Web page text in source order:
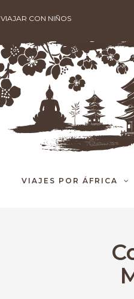
VIAJAR CON NIÑOS
VIAJES POR ÁFRICA